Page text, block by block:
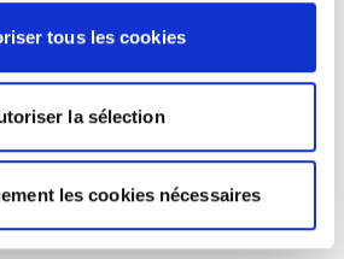
tous les cookies
la sélection
les cookies nécessaires